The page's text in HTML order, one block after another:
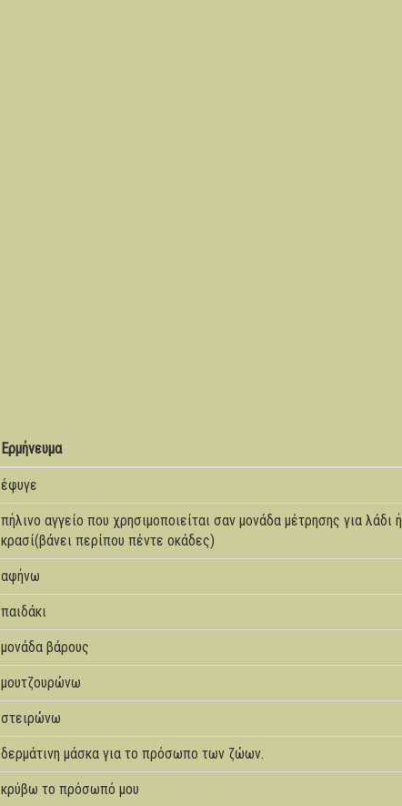
Ερμήνευμα
έφυγε
πήλινο αγγείο που χρησιμοποιείται σαν μονάδα μέτρησης για λάδι ή
κρασί(βάνει περίπου πέντε οκάδες)
αφήνω
παιδάκι
μονάδα βάρους
μουτζουρώνω
στειρώνω
δερμάτινη μάσκα για το πρόσωπο των ζώων.
κρύβω το πρόσωπό μου